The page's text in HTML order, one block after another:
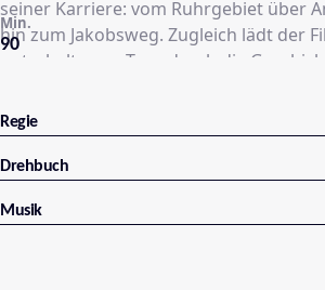
seiner Karriere: vom Ruhrgebiet über
hin zum Jakobsweg. Zugleich lädt der
unterhaltsame Tour durch die
wie kaum ein anderer das Fernsehen
selbst dabei immer wieder neu
90
Min.
Regie
Drehbuch
Musik